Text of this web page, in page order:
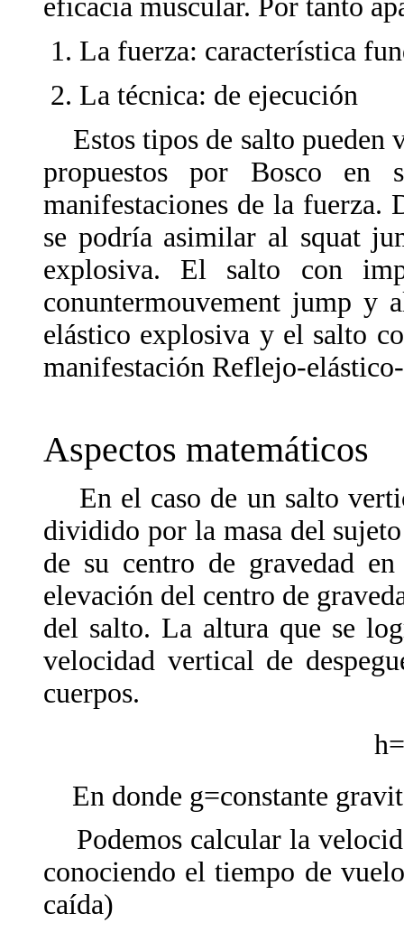
eficacia muscular. Por tanto
La fuerza: característica
La técnica: de ejecución
Estos tipos de salto pueden
propuestos por Bosco
manifestaciones de la fuerza.
se podría asimilar al squat
explosiva. El salto con
conuntermouvement jump y
elástico explosiva y el salto
manifestación Reflejo-
Aspectos matemáticos
En el caso de un salto
dividido por la masa del
de su centro de gravedad
elevación del centro de
del salto. La altura que se
velocidad vertical de
cuerpos.
En donde g=constante
Podemos calcular la
conociendo el tiempo de
caída)